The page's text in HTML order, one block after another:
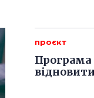
проєкт